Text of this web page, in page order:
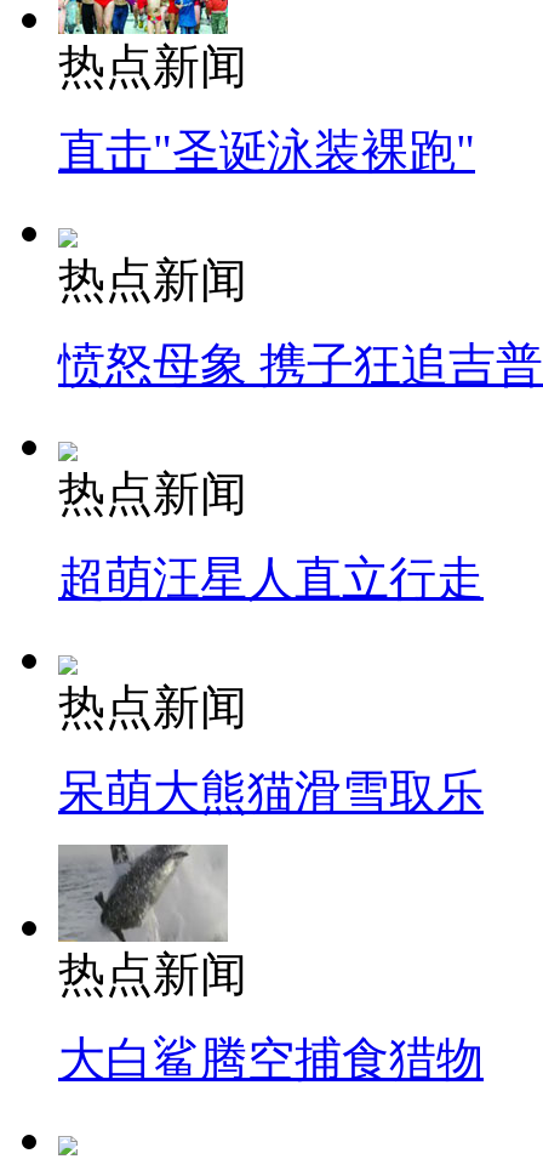
热点新闻
直击"圣诞泳装裸跑"
热点新闻
愤怒母象 携子狂追吉
热点新闻
超萌汪星人直立行走
热点新闻
呆萌大熊猫滑雪取乐
热点新闻
大白鲨腾空捕食猎物